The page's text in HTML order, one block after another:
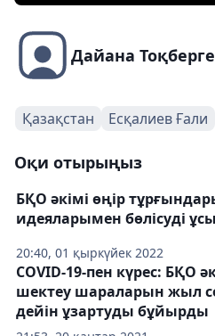
Дайана
Қазақстан Есқалиев Ғали
Оқи отырыңыз
20:40, 01 қыркүйек 2022
БҚО әкімі өңір
идеяларымен бөлісуді
COVID-19-пен күрес: БҚО
шектеу шараларын жыл
дейін ұзартуды бұйырды